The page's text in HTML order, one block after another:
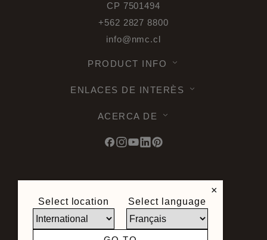
CP 7501494
+562 2827 8800
info@nmc.cl
PRODUCT INFO
ENLACES DE INTERÈS
ACERCA DE
© 2026 Noel & Marquet. Tous droits
Protección de datos RGPD -
Condiciones de utilizacion -Términos u
Condiciones -Mapa del sitio
Condiciones Generales de Venta -
×
Select location Select language